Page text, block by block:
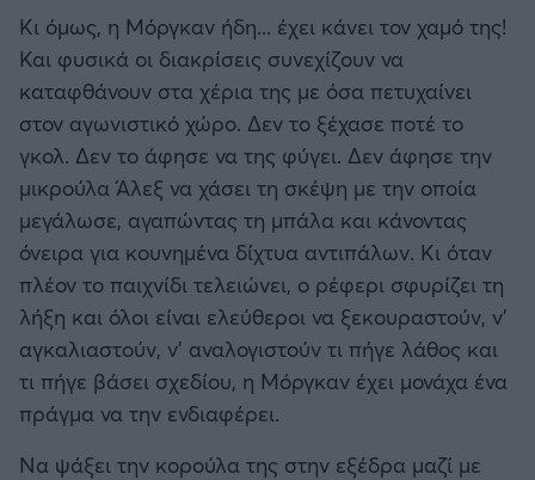
Κι όμως, η Μόργκαν ήδη... έχει κάνει τον χαμό της!
Και φυσικά οι διακρίσεις συνεχίζουν να
καταφθάνουν στα χέρια της με όσα πετυχαίνει
στον αγωνιστικό χώρο. Δεν το ξέχασε ποτέ το
γκολ. Δεν το άφησε να της φύγει. Δεν άφησε την
μικρούλα Άλεξ να χάσει τη σκέψη με την οποία
μεγάλωσε, αγαπώντας τη μπάλα και κάνοντας
όνειρα για κουνημένα δίχτυα αντιπάλων. Κι όταν
πλέον το παιχνίδι τελειώνει, ο ρέφερι σφυρίζει τη
λήξη και όλοι είναι ελεύθεροι να ξεκουραστούν, ν'
αγκαλιαστούν, ν' αναλογιστούν τι πήγε λάθος και
τι πήγε βάσει σχεδίου, η Μόργκαν έχει μονάχα ένα
πράγμα να την ενδιαφέρει.
Να ψάξει την κορούλα της στην εξέδρα μαζί με